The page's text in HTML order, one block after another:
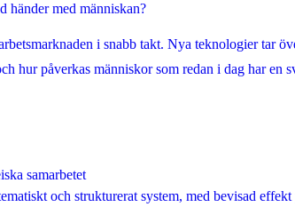
händer med människan?
i snabb takt. Nya teknologier tar
hur påverkas människor som redan i dag har en
samarbetet
och strukturerat system, med bevisad